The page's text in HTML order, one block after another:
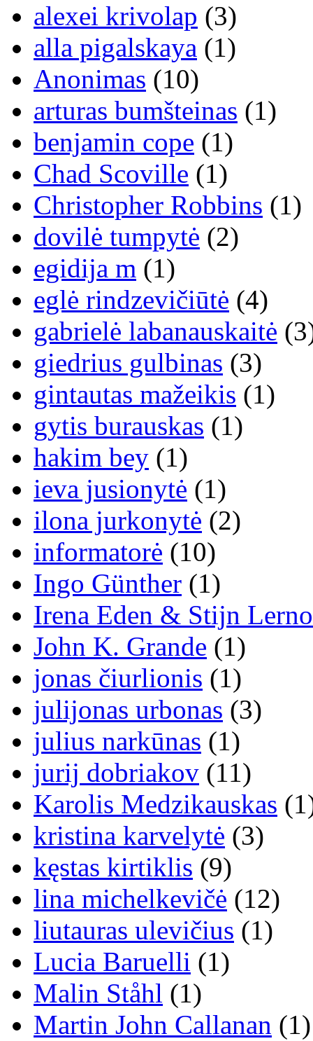
alexei krivolap (3)
alla pigalskaya (1)
Anonimas (10)
arturas bumšteinas (1)
benjamin cope (1)
Chad Scoville (1)
Christopher Robbins (1)
dovilė tumpytė (2)
egidija m (1)
eglė rindzevičiūtė (4)
gabrielė labanauskaitė
giedrius gulbinas (3)
gintautas mažeikis (1)
gytis burauskas (1)
hakim bey (1)
ieva jusionytė (1)
ilona jurkonytė (2)
informatorė (10)
Ingo Günther (1)
Irena Eden & Stijn
John K. Grande (1)
jonas čiurlionis (1)
julijonas urbonas (3)
julius narkūnas (1)
jurij dobriakov (11)
Karolis Medzikauskas
kristina karvelytė (3)
kęstas kirtiklis (9)
lina michelkevičė (12)
liutauras ulevičius (1)
Lucia Baruelli (1)
Malin Ståhl (1)
Martin John Callanan (1)